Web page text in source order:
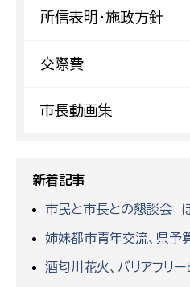
所信表明・施政方針
交際費
市長動画集
新着記事
市民と市長との懇談会
姉妹都市青年交流、県
酒匂川花火、バリアフリ